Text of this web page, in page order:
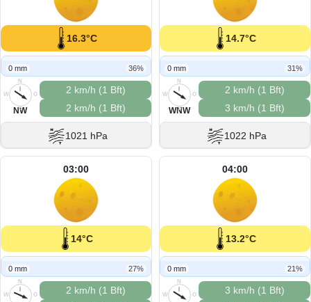
16.3°C
0 mm 36%
N
O
S
W
NW
2 km/h (1 Bft)
2 km/h (1 Bft)
1021 hPa
14.7°C
0 mm 31%
N
O
S
W
WNW
2 km/h (1 Bft)
3 km/h (1 Bft)
1022 hPa
03:00
14°C
0 mm 27%
N
O
W
2 km/h (1 Bft)
04:00
13.2°C
0 mm 21%
N
O
W
3 km/h (1 Bft)